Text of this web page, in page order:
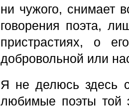
ни чужого, снимает
говорения поэта,
пристрастиях, о
добровольной или
Я не делюсь здесь
любимые поэты той